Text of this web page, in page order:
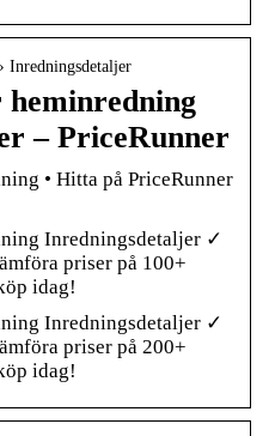
Inredningsdetaljer
– PriceRunner
• Hitta på PriceRunner
Inredningsdetaljer ✓
priser på 100+
idag!
Inredningsdetaljer ✓
priser på 200+
idag!